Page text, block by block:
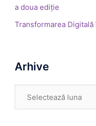
a doua ediție
Transformarea
Arhive